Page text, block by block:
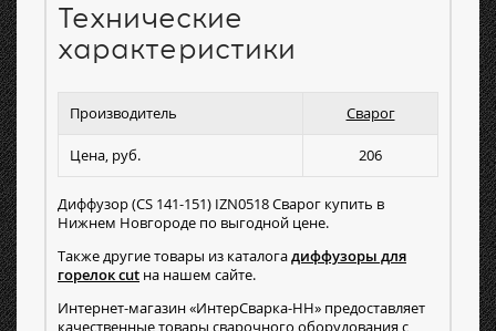
Технические
характеристики
Производитель Сварог
Цена, руб. 206
Диффузор (CS 141-151) IZN0518 Сварог купить в
Нижнем Новгороде по выгодной цене.
Также другие товары из каталогадиффузоры для
горелок cut на нашем сайте.
Интернет-магазин «ИнтерСварка-НН» предоставляет